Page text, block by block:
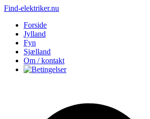
Find-elektriker.nu
Forside
Jylland
Fyn
Sjælland
Om / kontakt